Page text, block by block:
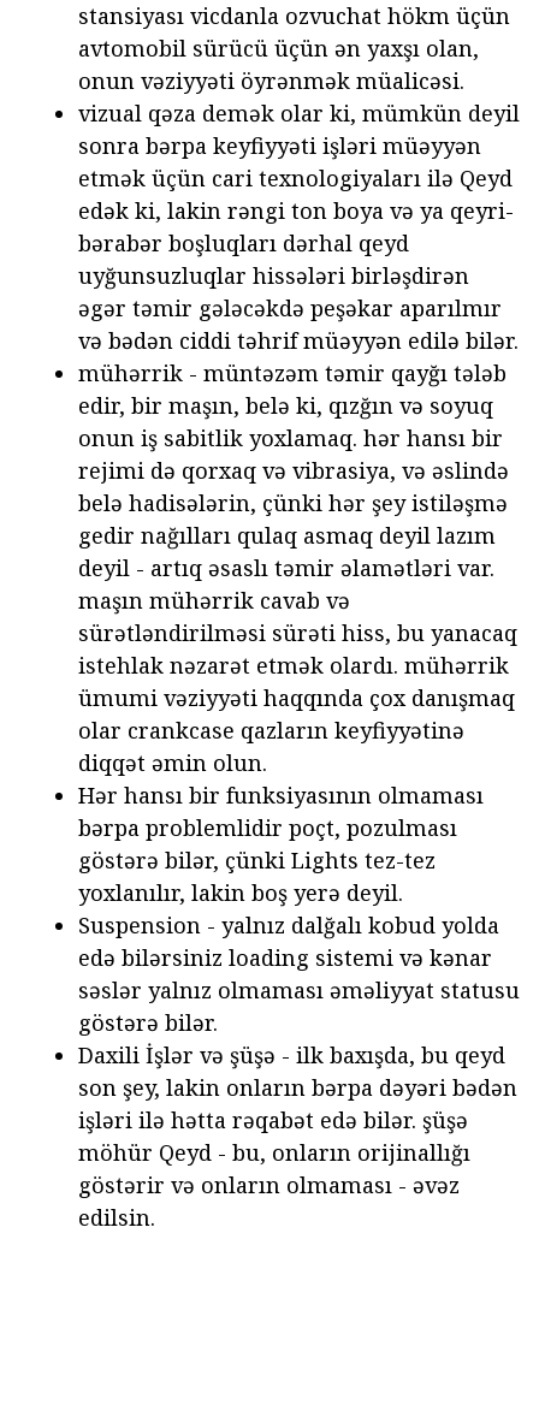
stansiyası vicdanla ozvuchat hökm üçün
avtomobil sürücü üçün ən yaxşı olan,
onun vəziyyəti öyrənmək müalicəsi.
vizual qəza demək olar ki, mümkün deyil
sonra bərpa keyfiyyəti işləri müəyyən
etmək üçün cari texnologiyaları ilə Qeyd
edək ki, lakin rəngi ton boya və ya qeyri-
bərabər boşluqları dərhal qeyd
uyğunsuzluqlar hissələri birləşdirən
əgər təmir gələcəkdə peşəkar aparılmır
və bədən ciddi təhrif müəyyən edilə bilər.
mühərrik - müntəzəm təmir qayğı tələb
edir, bir maşın, belə ki, qızğın və soyuq
onun iş sabitlik yoxlamaq. hər hansı bir
rejimi də qorxaq və vibrasiya, və əslində
belə hadisələrin, çünki hər şey istiləşmə
gedir nağılları qulaq asmaq deyil lazım
deyil - artıq əsaslı təmir əlamətləri var.
maşın mühərrik cavab və
sürətləndirilməsi sürəti hiss, bu yanacaq
istehlak nəzarət etmək olardı. mühərrik
ümumi vəziyyəti haqqında çox danışmaq
olar crankcase qazların keyfiyyətinə
diqqət əmin olun.
Hər hansı bir funksiyasının olmaması
bərpa problemlidir poçt, pozulması
göstərə bilər, çünki Lights tez-tez
yoxlanılır, lakin boş yerə deyil.
Suspension - yalnız dalğalı kobud yolda
edə bilərsiniz loading sistemi və kənar
səslər yalnız olmaması əməliyyat statusu
göstərə bilər.
Daxili İşlər və şüşə - ilk baxışda, bu qeyd
son şey, lakin onların bərpa dəyəri bədən
işləri ilə hətta rəqabət edə bilər. şüşə
möhür Qeyd - bu, onların orijinallığı
göstərir və onların olmaması - əvəz
edilsin.